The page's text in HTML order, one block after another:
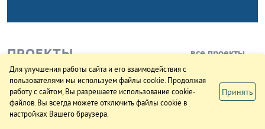
ПРОЕКТЫ все проекты
Для улучшения работы сайта и его взаимодействия с
пользователями мы используем файлы cookie. Продолжая
работу с сайтом, Вы разрешаете использование cookie-
файлов. Вы всегда можете отключить файлы cookie в
настройках Вашего браузера.
Принять